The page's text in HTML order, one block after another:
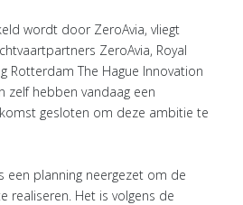
wordt door ZeroAvia, vliegt
ZeroAvia, Royal
Rotterdam The Hague Innovation
zelf hebben vandaag een
gesloten om deze ambitie te
een planning neergezet om de
realiseren. Het is volgens de